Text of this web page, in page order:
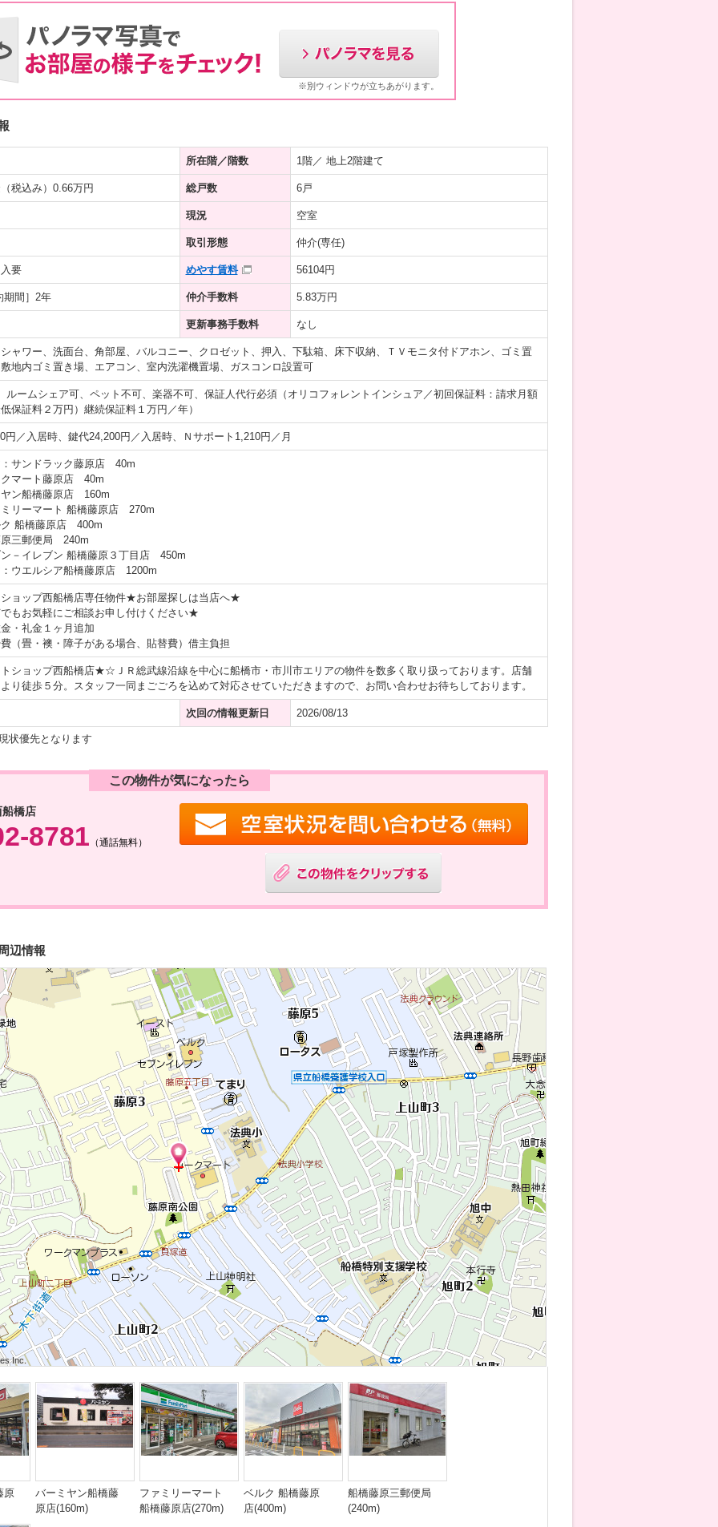
※別ウィンドウが立ちあがります。
所在階／階数 1階／ 地上2階建て
税込み）0.66万円 総戸数 6戸
現況 空室
取引形態 仲介(専任)
要 めやす賃料 56104円
期間］2年 仲介手数料 5.83万円
更新事務手数料 なし
ャワー、洗面台、角部屋、バルコニー、クロゼット、押入、下駄箱、床下収納、ＴＶモニタ付ドアホン、ゴミ置
地内ゴミ置き場、エアコン、室内洗濯機置場、ガスコンロ設置可
ルームシェア可、ペット不可、楽器不可、保証人代行必須（オリコフォレントインシュア／初回保証料：請求月額
保証料２万円）継続保証料１万円／年）
円／入居時、鍵代24,200円／入居時、Ｎサポート1,210円／月
サンドラック藤原店 40m
マート藤原店 40m
ン船橋藤原店 160m
リーマート 船橋藤原店 270m
船橋藤原店 400m
原三郵便局 240m
－イレブン 船橋藤原３丁目店 450m
ウエルシア船橋藤原店 1200m
ョップ西船橋店専任物件★お部屋探しは当店へ★
もお気軽にご相談お申し付けください★
・礼金１ヶ月追加
（畳・襖・障子がある場合、貼替費）借主負担
ショップ西船橋店★☆ＪＲ総武線沿線を中心に船橋市・市川市エリアの物件を数多く取り扱っております。店舗
り徒歩５分。スタッフ一同まごごろを込めて対応させていただきますので、お問い合わせお待ちしております。
次回の情報更新日 2026/08/13
状優先となります
この物件が気になったら
橋店
8781 （通話無料）
辺情報
Inc.
Inc.
Inc.
Inc.
Inc.
Inc.
Inc.
Inc.
Inc.
原
バーミヤン船橋藤
原店(160m)
ファミリーマート
船橋藤原店(270m)
ベルク 船橋藤原
店(400m)
船橋藤原三郵便局
(240m)